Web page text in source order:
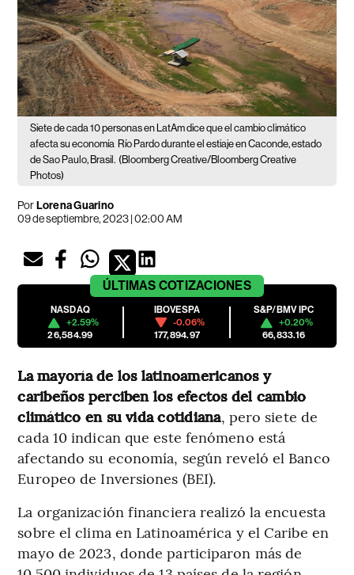
Siete de cada 10 personas en LatAm dice que el cambio climático
afecta su economía Río Pardo durante el estiaje en Caconde, estado
de Sao Paulo, Brasil. (Bloomberg Creative/Bloomberg Creative
Photos)
PorLorena Guarino
09 de septiembre, 2023 | 02:00 AM
ÚLTIMAS COTIZACIONES
NASDAQ
+2.59%
26,584.99
IBOVESPA
-0.06%
177,894.97
S&P/BMV IPC
+0.20%
66,833.16
La mayoría de los latinoamericanos y
caribeños perciben los efectos del cambio
climático en su vida cotidiana, pero siete de
cada 10 indican que este fenómeno está
afectando su economía, según reveló el Banco
Europeo de Inversiones (BEI).
La organización financiera realizó la encuesta
sobre el clima en Latinoamérica y el Caribe en
mayo de 2023, donde participaron más de